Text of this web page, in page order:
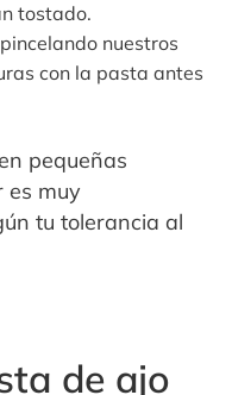
tostado.
nuestros
con la pasta antes
pequeñas
es muy
tu tolerancia al
de ajo